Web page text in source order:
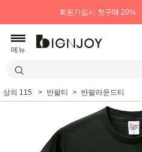
회원가입시 첫구매 20%
메뉴
상의 115 반팔티 반팔라운드티